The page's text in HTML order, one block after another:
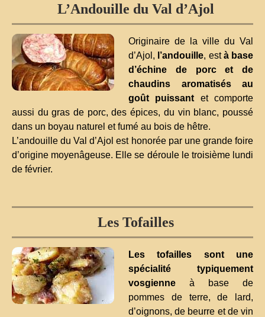
L’Andouille du Val d’Ajol
Originaire de la ville du Val
d’Ajol, l’andouille, està base
d’échine de porc et de
chaudins aromatisés au
goût puissant et comporte
aussi du gras de porc, des épices, du vin blanc, poussé
dans un boyau naturel et fumé au bois de hêtre.
L’andouille du Val d’Ajol est honorée par une grande foire
d’origine moyenâgeuse. Elle se déroule le troisième lundi
de février.
Les Tofailles
Les tofailles sont une
spécialité typiquement
vosgienne à base de
pommes de terre, de lard,
d’oignons, de beurre et de vin